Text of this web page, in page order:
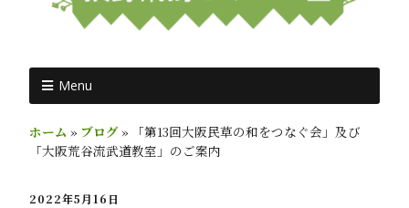
Menu
ホーム » ブログ »
「第13回大阪民草の和をつなぐ会」及び
「大阪荒谷流武道教室」のご案内
2022年5月16日